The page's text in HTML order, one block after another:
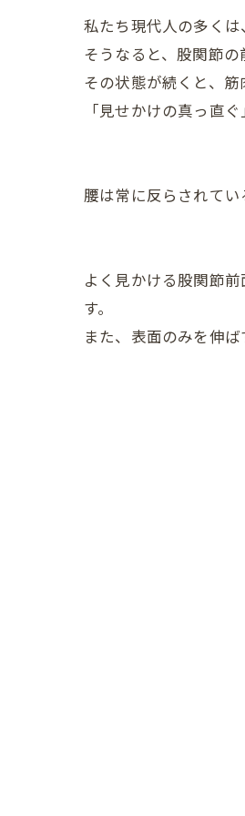
私たち現代人の多くは
そうなると、股関節
その状態が続くと、
「見せかけの真っ直
腰は常に反らされてい
よく見かける股関節
す。
また、表面のみを伸